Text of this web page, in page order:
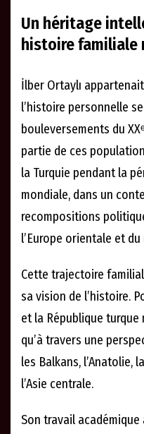
Un héritage
histoire familiale
İlber Ortaylı
l’histoire personnelle
bouleversements du
partie de ces
la Turquie pendant la
mondiale, dans un
recompositions
l’Europe orientale et
Cette trajectoire
sa vision de l’histoire.
et la République
qu’à travers une
les Balkans, l’Anatolie,
l’Asie centrale.
Son travail